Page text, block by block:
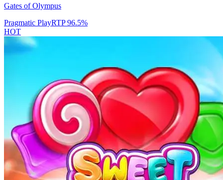
Gates of Olympus
Pragmatic PlayRTP96.5%
HOT